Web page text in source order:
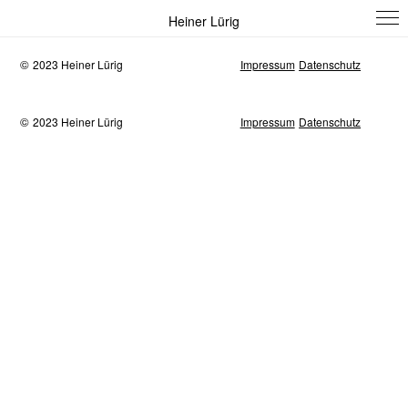
Heiner Lürig
©2023 Heiner Lürig Impressum Datenschutz
©2023 Heiner Lürig Impressum Datenschutz